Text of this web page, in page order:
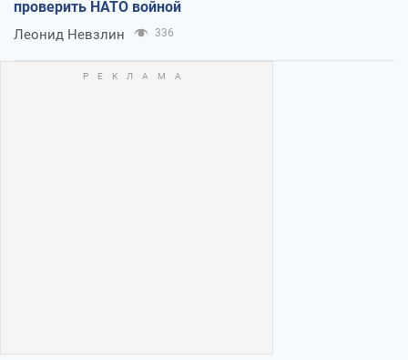
проверить НАТО войной
Леонид Невзлин 336